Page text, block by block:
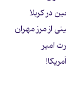
در کربلا
از مرز مهران
امیر